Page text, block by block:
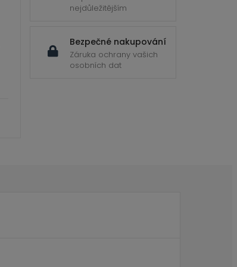
nejdůležitějším
Bezpečné nakupování
Záruka ochrany vašich
osobních dat